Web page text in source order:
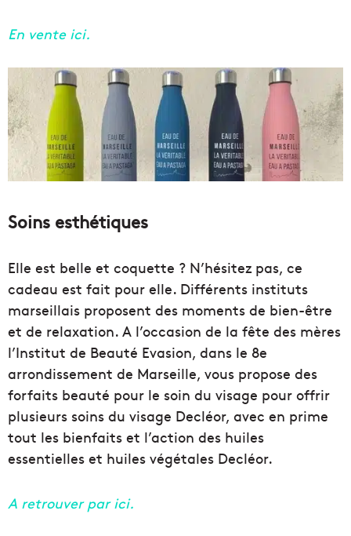
En vente ici.
Soins esthétiques
Elle est belle et coquette ? N’hésitez pas, ce
cadeau est fait pour elle. Différents instituts
marseillais proposent des moments de bien-être
et de relaxation. A l’occasion de la fête des mères
l’Institut de Beauté Evasion, dans le 8e
arrondissement de Marseille, vous propose des
forfaits beauté pour le soin du visage pour offrir
plusieurs soins du visage Decléor, avec en prime
tout les bienfaits et l’action des huiles
essentielles et huiles végétales Decléor.
A retrouver par ici.